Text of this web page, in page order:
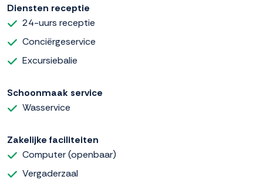
Diensten receptie
24-uurs receptie
Conciërgeservice
Excursiebalie
Schoonmaak service
Wasservice
Zakelijke faciliteiten
Computer (openbaar)
Vergaderzaal